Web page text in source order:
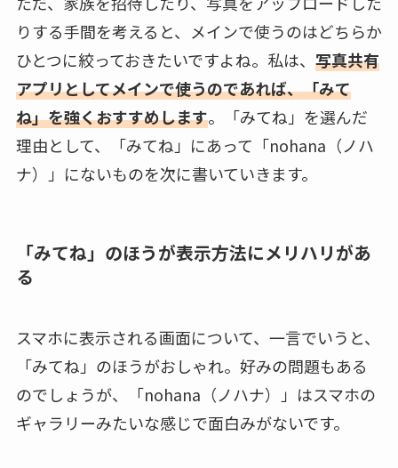
りする手間を考えると、メインで使うのはどちらか
ひとつに絞っておきたいですよね。私は、 写真共有
アプリとしてメインで使うのであれば、「みて
ね」を強くおすすめします。「みてね」を選んだ
理由として、「みてね」にあって「nohana（ノハ
ナ）」にないものを次に書いていきます。
「みてね」のほうが表示方法にメリハリがあ
る
スマホに表示される画面について、一言でいうと、
「みてね」のほうがおしゃれ。好みの問題もある
のでしょうが、「nohana（ノハナ）」はスマホの
ギャラリーみたいな感じで面白みがないです。